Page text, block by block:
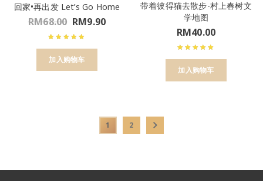
回家•再出发 Let’s Go Home
RM68.00 RM9.90
加入购物车
带着彼得猫去散步-村上春树文
学地图
RM40.00
加入购物车
1 2